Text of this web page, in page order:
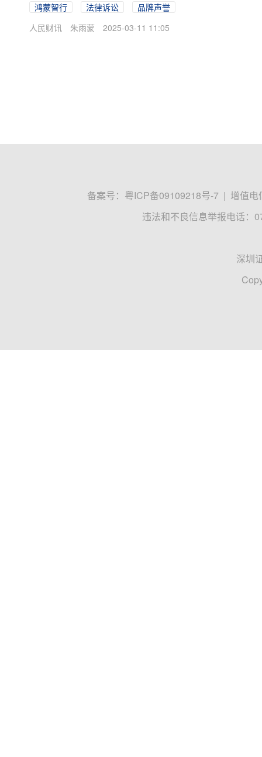
鸿蒙智行 法律诉讼
品牌声誉
人民财讯
朱雨蒙 2025-03-11 11:05
备案号： 粤ICP备09109218号-7 | 增值电
违法和不良信息举报电话：
深圳